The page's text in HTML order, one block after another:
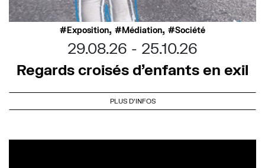
Exposition, Médiation, Société
29.08.26
25.10.26
Regards croisés d’enfants en exil
PLUS D'INFOS